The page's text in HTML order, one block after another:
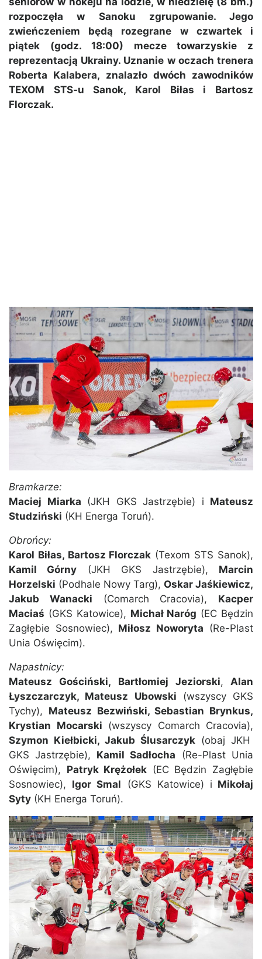
rozpoczęła w Sanoku zgrupowanie. Jego
zwieńczeniem będą rozegrane w czwartek i
piątek (godz. 18:00) mecze towarzyskie z
reprezentacją Ukrainy. Uznanie w oczach trenera
Roberta Kalabera, znalazło dwóch zawodników
TEXOM STS-u Sanok, Karol Biłas i Bartosz
Florczak.
Bramkarze:
Maciej Miarka (JKH GKS Jastrzębie) i Mateusz
Studziński (KH Energa Toruń).
Obrońcy:
Karol Biłas, Bartosz Florczak (Texom STS Sanok),
Kamil Górny (JKH GKS Jastrzębie), Marcin
Horzelski (Podhale Nowy Targ), Oskar Jaśkiewicz,
Jakub Wanacki (Comarch Cracovia), Kacper
Maciaś (GKS Katowice), Michał Naróg (EC Będzin
Zagłębie Sosnowiec), Miłosz Noworyta (Re-Plast
Unia Oświęcim).
Napastnicy:
Mateusz Gościński,
Bartłomiej Jeziorski, Alan
Łyszczarczyk, Mateusz Ubowski (wszyscy GKS
Tychy), Mateusz Bezwiński, Sebastian Brynkus,
Krystian Mocarski (wszyscy Comarch Cracovia),
Szymon Kiełbicki, Jakub Ślusarczyk (obaj JKH
GKS Jastrzębie), Kamil Sadłocha (Re-Plast Unia
Oświęcim), Patryk Krężołek (EC Będzin Zagłębie
Sosnowiec), Igor Smal (GKS Katowice) i Mikołaj
Syty (KH Energa Toruń).